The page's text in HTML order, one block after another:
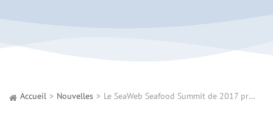
Accueil Nouvelles Le SeaWeb Seafood Summit de 2017 prépare un punch durable et nouveau